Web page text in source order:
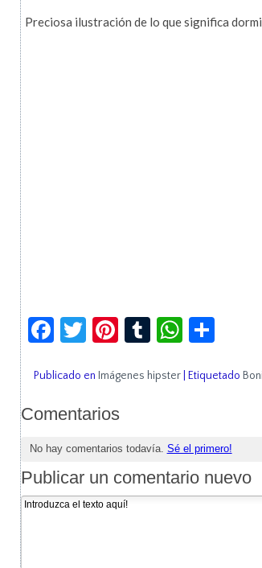
Preciosa ilustración de lo que significa
Facebook
Twitter
Pinterest
Tumblr
Publicado en Imágenes hipster| Etiquetado
Comentarios
No hay comentarios todavía. Sé el primero!
Publicar un comentario nuevo